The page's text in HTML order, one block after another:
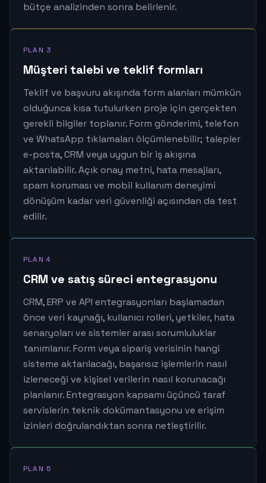
bütçe analizinden sonra belirlenir.
PLAN 3
Müşteri talebi ve teklif formları
Teklif ve başvuru akışında form alanları mümkün
olduğunca kısa tutulurken proje için gerçekten
gerekli bilgiler toplanır. Form gönderimi, telefon
ve WhatsApp tıklamaları ölçümlenebilir; talepler
e-posta, CRM veya uygun bir iş akışına
aktarılabilir. Açık onay metni, hata mesajları,
spam koruması ve mobil kullanım deneyimi
dönüşüm kadar veri güvenliği açısından da test
edilir.
PLAN 4
CRM ve satış süreci entegrasyonu
CRM, ERP ve API entegrasyonları başlamadan
önce veri kaynağı, kullanıcı rolleri, yetkiler, hata
senaryoları ve sistemler arası sorumluluklar
tanımlanır. Form veya sipariş verisinin hangi
sisteme aktarılacağı, başarısız işlemlerin nasıl
izleneceği ve kişisel verilerin nasıl korunacağı
planlanır. Entegrasyon kapsamı üçüncü taraf
servislerin teknik dokümantasyonu ve erişim
izinleri doğrulandıktan sonra netleştirilir.
PLAN 5